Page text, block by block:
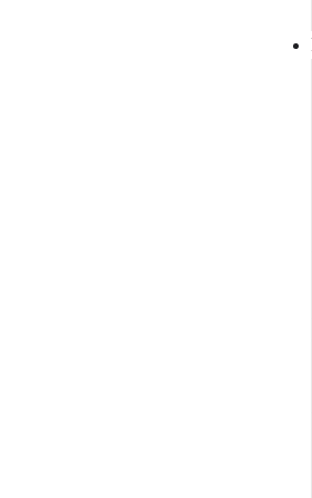
tradicionais, os investimentos
possibilidade de obter
reduzir o risco, pois a
proteger contra perdas
Com investimentos a longo
fundos de investimento, o
ao longo dos anos, ajudando